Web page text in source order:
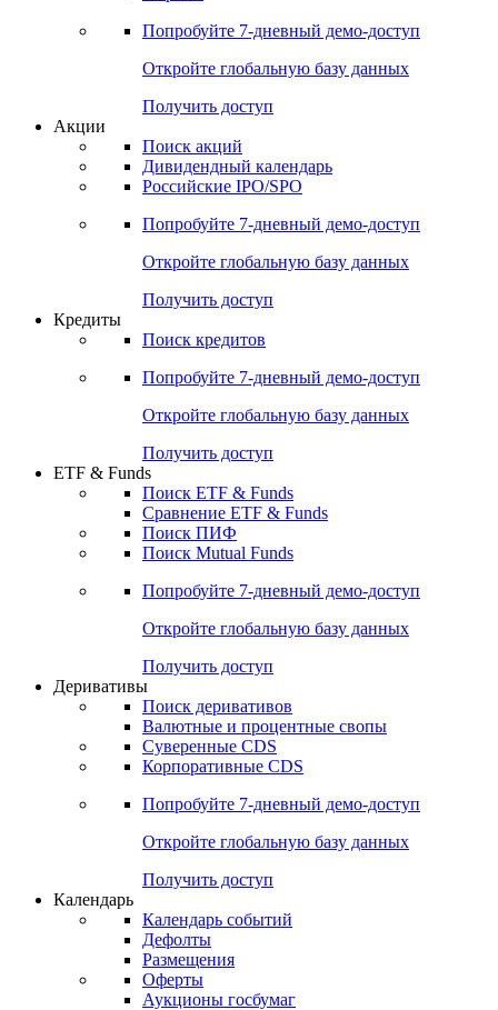
Cbonds Pages
Опросы
Попробуйте7-дневный
Откройте глобальную базу данных
Получить доступ
Поиск акций
Российские IPO/SPO
Попробуйте7-дневный
Откройте глобальную базу данных
Получить доступ
Поиск кредитов
Попробуйте7-дневный
Откройте глобальную базу данных
Получить доступ
ETF & Funds
Сравнение ETF & Funds
Поиск Mutual Funds
Попробуйте7-дневный
Откройте глобальную базу данных
Получить доступ
Деривативы
Валютные и процентные свопы
Корпоративные CDS
Попробуйте7-дневный
Откройте глобальную базу данных
Получить доступ
Календарь
Календарь событий